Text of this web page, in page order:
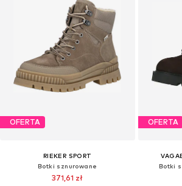
OFERTA
RIEKER SPORT
Botki sznurowane
371,61 zł
OFERTA
Botki